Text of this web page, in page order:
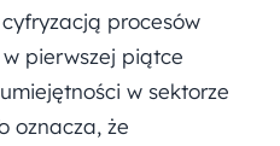
procesów
pierwszej piątce
w sektorze
oznacza, że